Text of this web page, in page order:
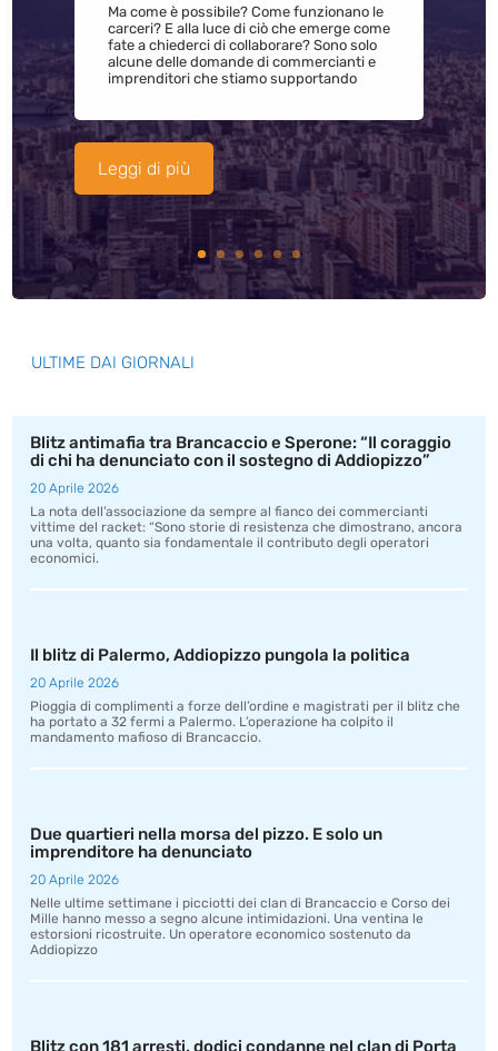
Ma come è possibile? Come funzionano le
carceri? E alla luce di ciò che emerge come
fate a chiederci di collaborare? Sono solo
alcune delle domande di commercianti e
imprenditori che stiamo supportando
Leggi di più
ULTIME DAI GIORNALI
Blitz antimafia tra Brancaccio e Sperone: “Il coraggio
di chi ha denunciato con il sostegno di Addiopizzo”
20 Aprile 2026
La nota dell’associazione da sempre al fianco dei commercianti
vittime del racket: “Sono storie di resistenza che dimostrano, ancora
una volta, quanto sia fondamentale il contributo degli operatori
economici.
Il blitz di Palermo, Addiopizzo pungola la politica
20 Aprile 2026
Pioggia di complimenti a forze dell’ordine e magistrati per il blitz che
ha portato a 32 fermi a Palermo. L’operazione ha colpito il
mandamento mafioso di Brancaccio.
Due quartieri nella morsa del pizzo. E solo un
imprenditore ha denunciato
20 Aprile 2026
Nelle ultime settimane i picciotti dei clan di Brancaccio e Corso dei
Mille hanno messo a segno alcune intimidazioni. Una ventina le
estorsioni ricostruite. Un operatore economico sostenuto da
Addiopizzo
Blitz con 181 arresti, dodici condanne nel clan di Porta